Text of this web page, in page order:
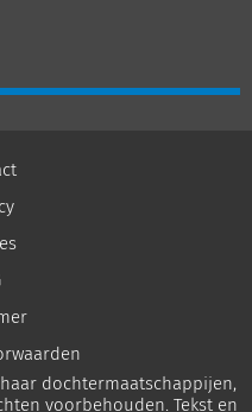
dochtermaatschappijen,
voorbehouden. Tekst en